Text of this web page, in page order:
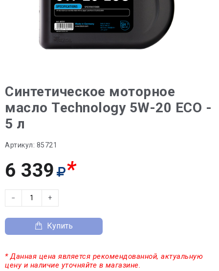
Синтетическое моторное
масло Technology 5W-20 ECO -
5 л
Артикул: 85721
6 339 *
− +
Купить
* Данная цена является рекомендованной, актуальную
цену и наличие уточняйте в магазине.